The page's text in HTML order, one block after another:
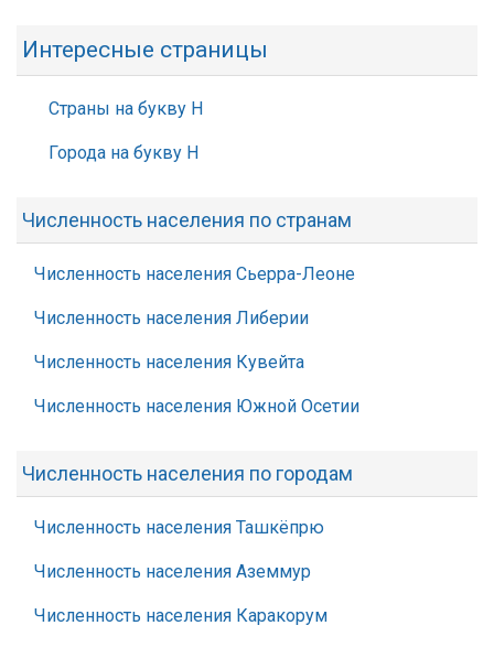
Интересные страницы
Страны на букву Н
Города на букву Н
Численность населения по странам
Численность населения Сьерра-Леоне
Численность населения Либерии
Численность населения Кувейта
Численность населения Южной Осетии
Численность населения по городам
Численность населения Ташкёпрю
Численность населения Аземмур
Численность населения Каракорум